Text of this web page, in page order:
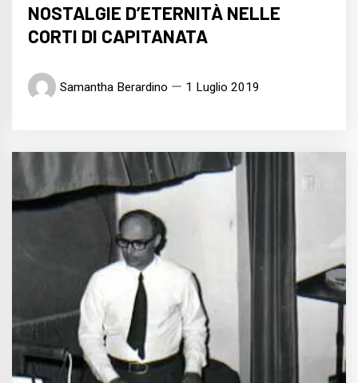
NOSTALGIE D’ETERNITÀ NELLE
CORTI DI CAPITANATA
Samantha Berardino 1 Luglio 2019